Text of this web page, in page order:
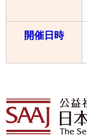
開催日時